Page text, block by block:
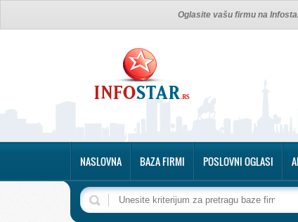
Oglasite vašu firmu na
NASLOVNA BAZA FIRMI POSLOVNI OGLASI